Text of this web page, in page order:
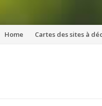
Aller
Home Cartes des sites à